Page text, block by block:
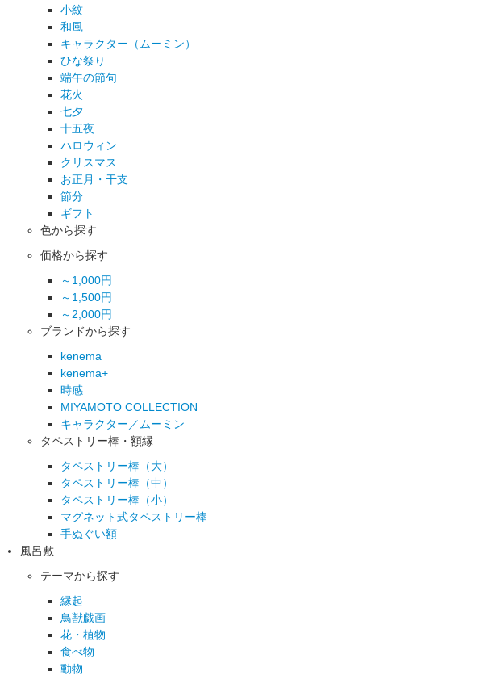
小紋
和風
キャラクター（ムーミン）
ひな祭り
端午の節句
花火
七夕
十五夜
ハロウィン
クリスマス
お正月・干支
節分
ギフト
色から探す
価格から探す
～1,000円
～1,500円
～2,000円
ブランドから探す
kenema
kenema+
時感
MIYAMOTO COLLECTION
キャラクター／ムーミン
タペストリー棒・額縁
タペストリー棒（大）
タペストリー棒（中）
タペストリー棒（小）
マグネット式タペストリー棒
手ぬぐい額
風呂敷
テーマから探す
縁起
鳥獣戯画
花・植物
食べ物
動物